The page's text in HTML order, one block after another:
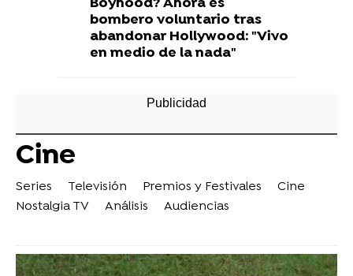
Boyhood? Ahora es
bombero voluntario tras
abandonar Hollywood: "Vivo
en medio de la nada"
Cine
Series Televisión Premios y Festivales
Cine
Nostalgia TV
Análisis Audiencias